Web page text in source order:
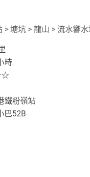
> 塘坑 > 龍山 > 流水響
時
鐵粉嶺站
巴52B